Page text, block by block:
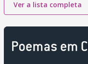
Ver a lista completa